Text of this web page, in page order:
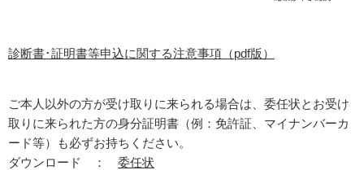
診断書･証明書等申込に関する注意事項（pdf版）
ご本人以外の方が受け取りに来られる場合は、委任状とお受け
取りに来られた方の身分証明書（例：免許証、マイナンバーカ
ード等）も必ずお持ちください。
ダウンロード ： 委任状